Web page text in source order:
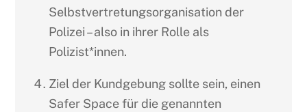
Selbstvertretungsorganisation der
Polizei – also in ihrer Rolle als
Polizist*innen.
Ziel der Kundgebung sollte sein, einen
Safer Space für die genannten